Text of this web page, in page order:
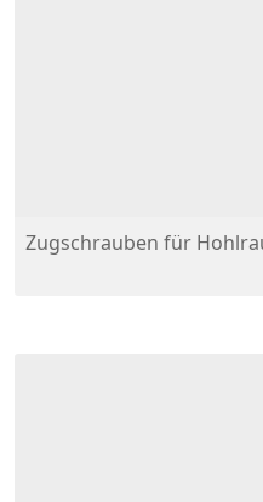
Zugschrauben für